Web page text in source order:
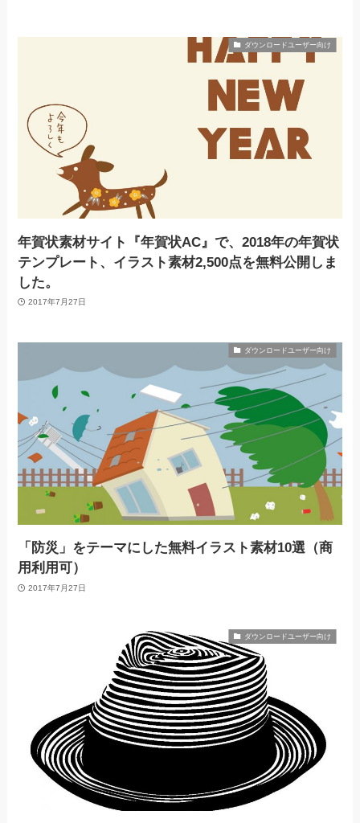
ダウンロードユーザー向け
年賀状素材サイト『年賀状AC』で、2018年の年賀状
テンプレート、イラスト素材2,500点を無料公開しま
した。
2017年7月27日
ダウンロードユーザー向け
「防災」をテーマにした無料イラスト素材10選（商
用利用可）
2017年7月27日
ダウンロードユーザー向け